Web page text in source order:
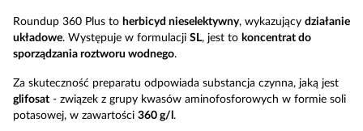
Roundup 360 Plus to herbicyd nieselektywny, wykazujący działanie
układowe. Występuje w formulacji SL, jest to koncentrat do
sporządzania roztworu wodnego.
Za skuteczność preparatu odpowiada substancja czynna, jaką jest
glifosat - związek z grupy kwasów aminofosforowych w formie soli
potasowej, w zawartości 360 g/l .